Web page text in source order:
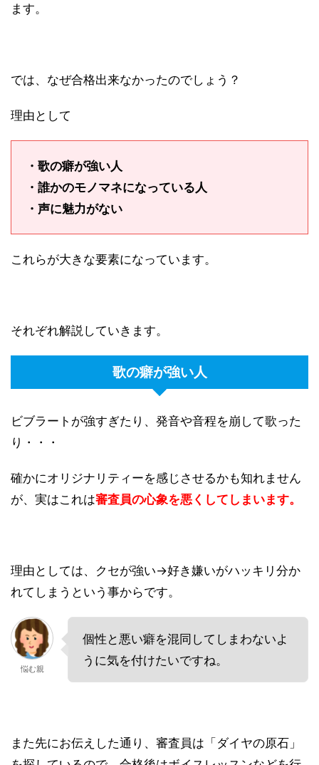
ます。
では、なぜ合格出来なかったのでしょう？
理由として
・歌の癖が強い人
・誰かのモノマネになっている人
・声に魅力がない
これらが大きな要素になっています。
それぞれ解説していきます。
歌の癖が強い人
ビブラートが強すぎたり、発音や音程を崩して歌った
り・・・
確かにオリジナリティーを感じさせるかも知れません
が、実はこれは審査員の心象を悪くしてしまいます。
理由としては、クセが強い→好き嫌いがハッキリ分か
れてしまうという事からです。
悩む親
個性と悪い癖を混同してしまわないよ
うに気を付けたいですね。
また先にお伝えした通り、審査員は「ダイヤの原石」